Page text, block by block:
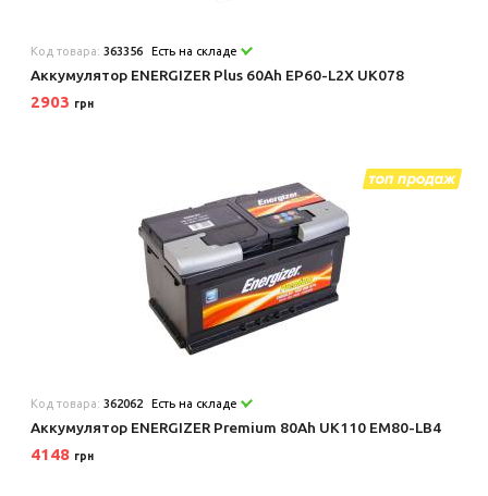
Код товара:363356 Есть на складе
Аккумулятор ENERGIZER Plus 60Ah EP60-L2X UK078
2903 грн
Код товара:362062 Есть на складе
Аккумулятор ENERGIZER Premium 80Ah UK110 EM80-LB4
4148 грн